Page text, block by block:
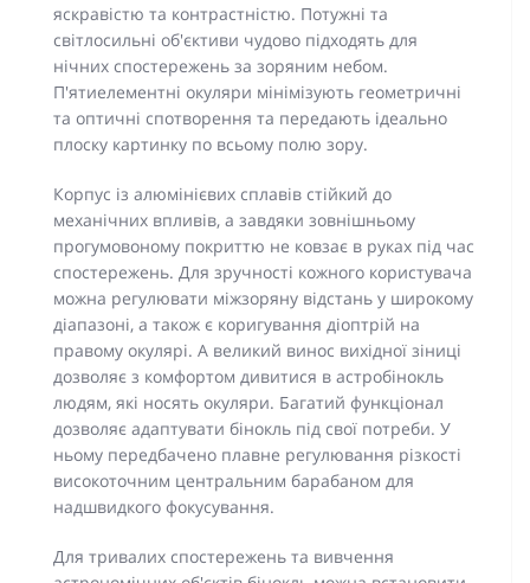
яскравістю та контрастністю. Потужні та
світлосильні об'єктиви чудово підходять для
нічних спостережень за зоряним небом.
П'ятиелементні окуляри мінімізують геометричні
та оптичні спотворення та передають ідеально
плоску картинку по всьому полю зору.
Корпус із алюмінієвих сплавів стійкий до
механічних впливів, а завдяки зовнішньому
прогумовоному покриттю не ковзає в руках під час
спостережень. Для зручності кожного користувача
можна регулювати міжзоряну відстань у широкому
діапазоні, а також є коригування діоптрій на
правому окулярі. А великий винос вихідної зіниці
дозволяє з комфортом дивитися в астробінокль
людям, які носять окуляри. Багатий функціонал
дозволяє адаптувати бінокль під свої потреби. У
ньому передбачено плавне регулювання різкості
високоточним центральним барабаном для
надшвидкого фокусування.
Для тривалих спостережень та вивчення